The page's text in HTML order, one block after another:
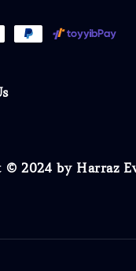
© 2024 by Harraz